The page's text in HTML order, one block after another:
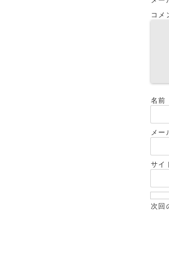
コメ
名前
メー
サイ
次回